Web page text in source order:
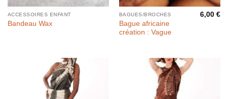
ACCESSOIRES ENFANT
Bandeau Wax
BAGUES/BROCHES
Bague africaine
création : Vague
6,00€